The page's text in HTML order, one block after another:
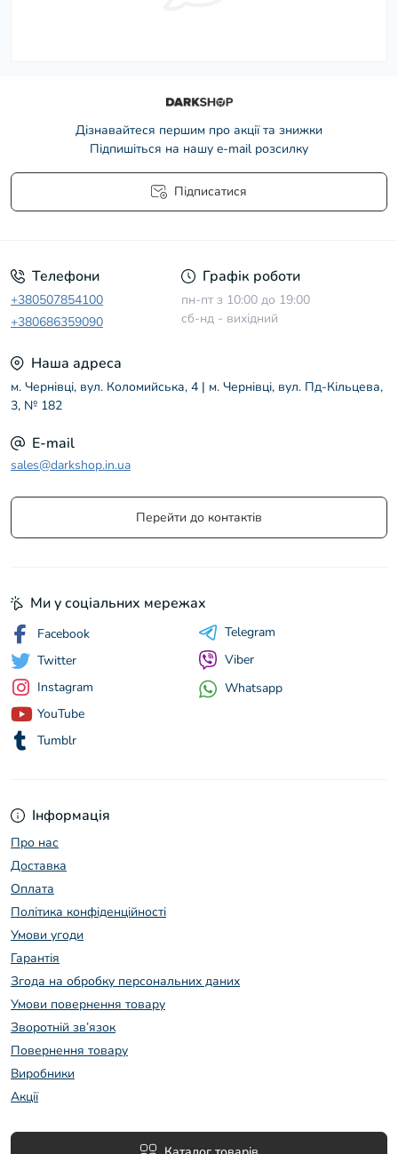
Дізнавайтеся першим про акції та знижки
Підпишіться на нашу e-mail розсилку
Підписатися
Телефони
+380507854100
+380686359090
Графік роботи
пн-пт з 10:00 до 19:00
сб-нд - вихідний
Наша адреса
м. Чернівці, вул. Коломийська, 4 | м. Чернівці, вул. Пд-Кільцева,
3, № 182
E-mail
sales@darkshop.in.ua
Перейти до контактів
Інформація
Про нас
Доставка
Оплата
Політика конфіденційності
Умови угоди
Гарантія
Згода на обробку персональних даних
Умови повернення товару
Зворотній зв’язок
Повернення товару
Виробники
Акції
Ми у соціальних мережах
Facebook
Twitter
Instagram
YouTube
Tumblr
Telegram
Viber
Whatsapp